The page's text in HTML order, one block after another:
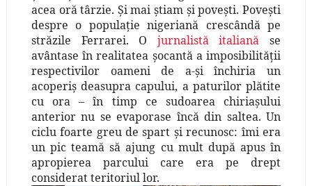
acea oră târzie. Şi mai ştiam şi poveşti. Poveşti
despre o populaţie nigeriană crescândă pe
străzile Ferrarei. O jurnalistă italiană se
avântase în realitatea şocantă a imposibilităţii
respectivilor oameni de a-şi închiria un
acoperiş deasupra capului, a paturilor plătite
cu ora – în timp ce sudoarea chiriaşului
anterior nu se evaporase încă din saltea. Un
ciclu foarte greu de spart şi recunosc: îmi era
un pic teamă să ajung cu mult după apus în
apropierea parcului care era pe drept
considerat teritoriul lor.